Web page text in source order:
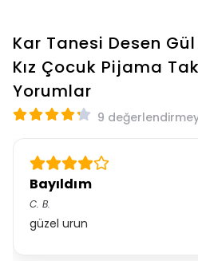
Kar Tanesi Desen
Kız Çocuk Pijama
Yorumlar
9
Bayıldım
C. B.
güzel urun